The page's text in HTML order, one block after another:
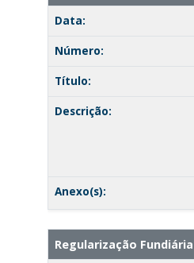
Data:
Número:
Título:
Descrição:
Anexo(s):
Regularização Fundiária